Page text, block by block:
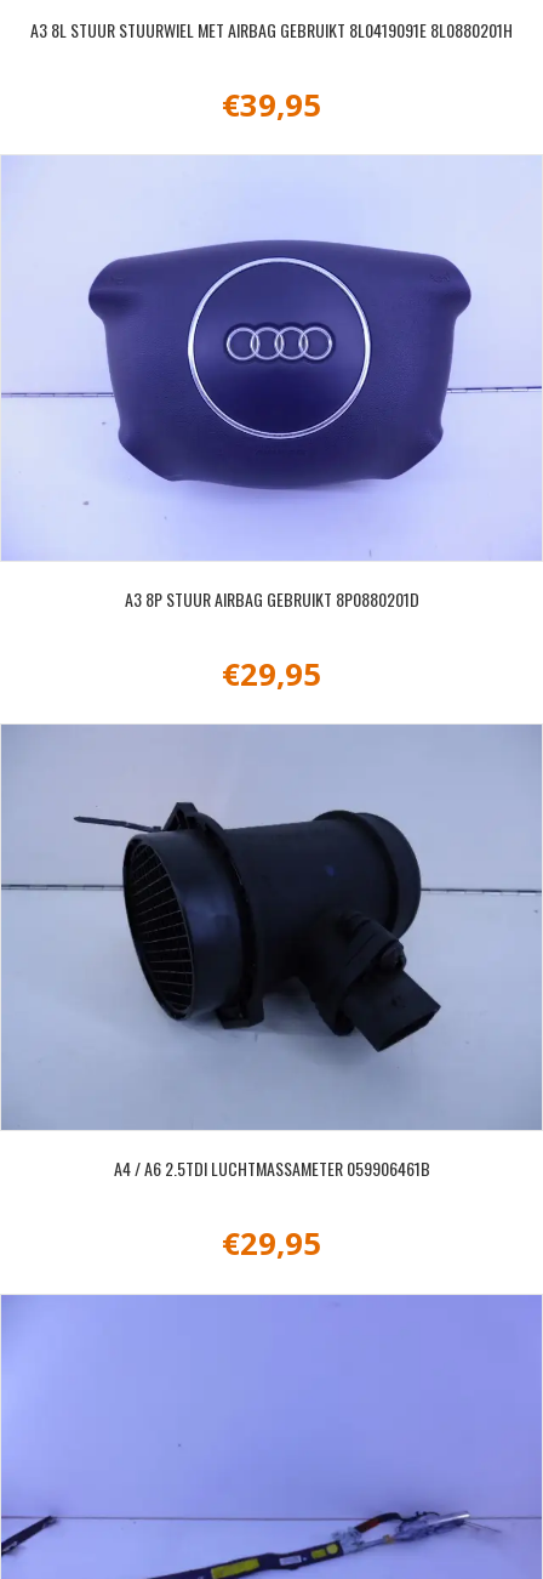
A3 8L STUUR STUURWIEL MET AIRBAG GEBRUIKT 8L0419091E 8L0880201H
€39,95
A3 8P STUUR AIRBAG GEBRUIKT 8P0880201D
€29,95
A4 / A6 2.5TDI LUCHTMASSAMETER 059906461B
€29,95